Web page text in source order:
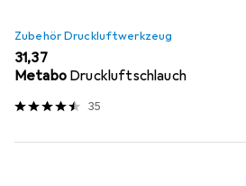
Zubehör Druckluftwerkzeug
EUR
31,37
Metabo Druckluftschlauch
35